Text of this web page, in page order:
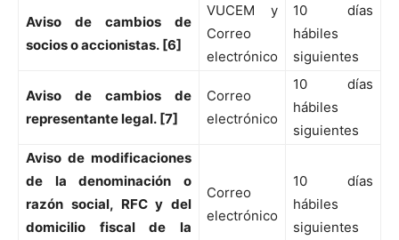
Aviso de cambios de
socios o accionistas. [6]
VUCEM y
Correo
electrónico
10 días
hábiles
siguientes
Aviso de cambios de
representante legal. [7]
Correo
electrónico
10 días
hábiles
siguientes
Aviso de modificaciones
de la denominación o
razón social, RFC y del
domicilio fiscal de la
Correo
electrónico
10 días
hábiles
siguientes